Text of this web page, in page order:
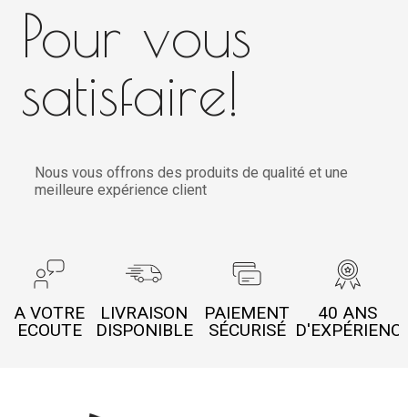
Pour vous
satisfaire!
Nous vous offrons des produits de qualité et une
meilleure expérience client
A VOTRE
ECOUTE
LIVRAISON
DISPONIBLE
PAIEMENT
SÉCURISÉ
40 ANS